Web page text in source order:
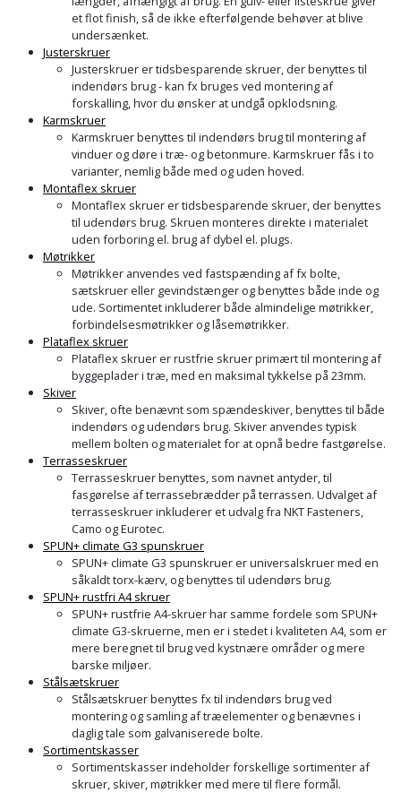
WinWin
Savbuk
Savklinge
Skraber
Skruestik
Skruetrækker
Skruetvinge
Slibeartikler
Smøring
rustopløser
Soldater
støtte
teleskopstøtte
Stålbørste
Stemmejern
Stillads
Tænger
Tagpapbrænder
Kompressor
Ligesliber
Limpistol
Linjelaser
Loddekolbe
Luftværktøj
Måleinstrumenter
Malersprøjte
Mejselhammer
Multicutter
Multicuttertilbehør
Multisliber
Nedbrydningshammer
Overfræser
Overfræsertilbehør
Polermaskine
Rillefræser
Lommelygte
Merchandise
Mobiltilbehør
Pavillon
Personlig
Plantekasser
Postkasse
Postkassestander
Prepping
Presenning
Redskabsskur
Rengøring
Shelter
Sikkerhed
hjemmet
Skadedyrsbekæmpelse
Skraldespandsskjuler
Skydelåge
et flot finish, så de ikke efterfølgende behøver at blive
undersænket.
Justerskruer
Justerskruer er tidsbesparende skruer, der benyttes til
indendørs brug - kan fx bruges ved montering af
forskalling, hvor du ønsker at undgå opklodsning.
Karmskruer
Karmskruer benyttes til indendørs brug til montering af
vinduer og døre i træ- og betonmure. Karmskruer fås i to
varianter, nemlig både med og uden hoved.
Montaflex skruer
Montaflex skruer er tidsbesparende skruer, der benyttes
til udendørs brug. Skruen monteres direkte i materialet
uden forboring el. brug af dybel el. plugs.
Møtrikker
Møtrikker anvendes ved fastspænding af fx bolte,
sætskruer eller gevindstænger og benyttes både inde og
ude. Sortimentet inkluderer både almindelige møtrikker,
forbindelsesmøtrikker og låsemøtrikker.
Plataflex skruer
Plataflex skruer er rustfrie skruer primært til montering af
byggeplader i træ, med en maksimal tykkelse på 23mm.
Skiver
Skiver, ofte benævnt som spændeskiver, benyttes til både
indendørs og udendørs brug. Skiver anvendes typisk
mellem bolten og materialet for at opnå bedre fastgørelse.
Terrasseskruer
Terrasseskruer benyttes, som navnet antyder, til
fasgørelse af terrassebrædder på terrassen. Udvalget af
terrasseskruer inkluderer et udvalg fra NKT Fasteners,
Camo og Eurotec.
SPUN+ climate G3 spunskruer
SPUN+ climate G3 spunskruer er universalskruer med en
såkaldt torx-kærv, og benyttes til udendørs brug.
SPUN+ rustfri A4 skruer
SPUN+ rustfrie A4-skruer har samme fordele som SPUN+
climate G3-skruerne, men er i stedet i kvaliteten A4, som er
mere beregnet til brug ved kystnære områder og mere
barske miljøer.
Stålsætskruer
Stålsætskruer benyttes fx til indendørs brug ved
montering og samling af træelementer og benævnes i
daglig tale som galvaniserede bolte.
Sortimentskasser
Sortimentskasser indeholder forskellige sortimenter af
skruer, skiver, møtrikker med mere til flere formål.